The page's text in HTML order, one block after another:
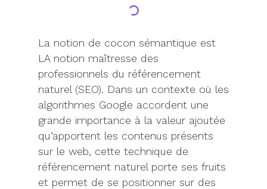
La notion de cocon sémantique est
LA notion maîtresse des
professionnels du référencement
naturel (SEO). Dans un contexte où les
algorithmes Google accordent une
grande importance à la valeur ajoutée
qu’apportent les contenus présents
sur le web, cette technique de
référencement naturel porte ses fruits
et permet de se positionner sur des